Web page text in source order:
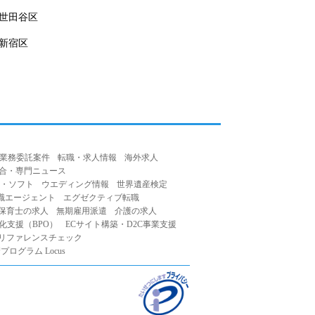
田谷区
新宿区
務委託案件 転職・求人情報
海外求人
・専門ニュース
ソフト ウエディング情報
世界遺産検定
エージェント
エグゼクティブ転職
育士の求人 無期雇用派遣
介護の求人
支援（BPO）
ECサイト構築・D2C事業支援
リファレンスチェック
ログラム Locus